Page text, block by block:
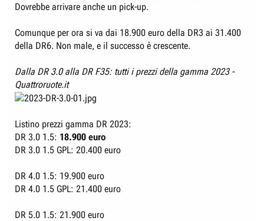
s
i
o
e
Dovrebbe arrivare anche un pick-up.
Comunque per ora si va dai 18.900 euro della DR3 ai 31.400
della DR6. Non male, e il successo è crescente.
Dalla DR 3.0 alla DR F35: tutti i prezzi della gamma 2023 -
Quattroruote.it
Listino prezzi gamma DR 2023:
DR 3.0 1.5: 18.900 euro
DR 3.0 1.5 GPL: 20.400 euro
DR 4.0 1.5: 19.900 euro
DR 4.0 1.5 GPL: 21.400 euro
DR 5.0 1.5: 21.900 euro